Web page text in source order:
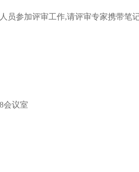
员参加评审工作,请评审专家携带笔
会议室